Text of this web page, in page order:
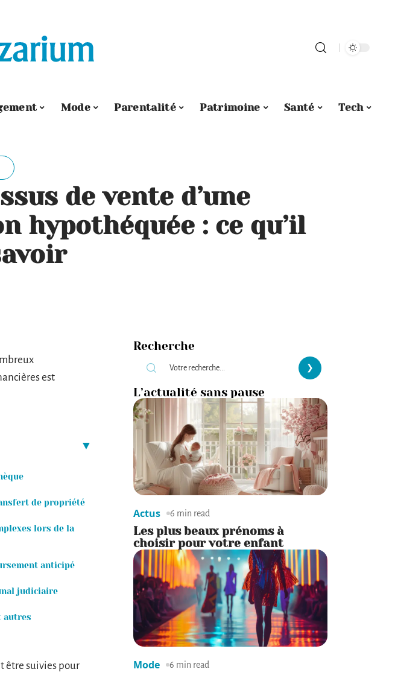
Mode Parentalité Patrimoine Santé Tech
de vente d’une
hypothéquée : ce qu’il
est
de propriété
lors de la
anticipé
judiciaire
autres
être suivies pour
Recherche
L’actualité sans pause
Actus 6 min read
Les plus beaux prénoms à
choisir pour votre enfant
Mode 6 min read